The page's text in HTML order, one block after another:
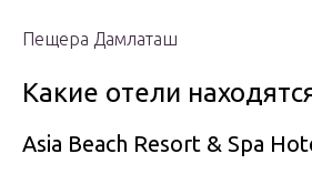
Пещера Дамлаташ
Какие отели
Asia Beach Resort & Spa